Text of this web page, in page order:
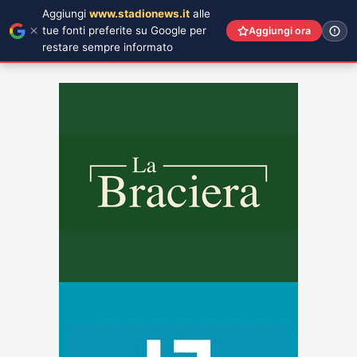
Aggiungi www.stadionews.it alle
tue fonti preferite su Google per
restare sempre informato
Aggiungi ora